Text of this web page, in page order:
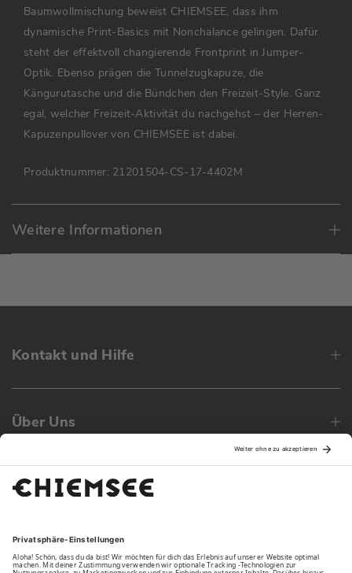
Baumwollmischung beweist CHIEMSEE, dass ihm
dynamische Print-Basics mit Nonchalance gelingen. Dafür
steht der effektvoll changierende Frontprint in Jumper-
Optik. Ebenso prägen die Tunnelzugkapuze, die
Kängurutasche und die Bündchen den Freizeit-Style. Ganz
egal, welcher Freizeit-Aktivität du nachgehst – der Herren-
Kapuzenpullover von CHIEMSEE ist dabei.
Produktnummer: 21201504-CS-17-4402M
Weitere Informationen
Kontakt und Hilfe
Über Uns
Family
Unsere Vorteile